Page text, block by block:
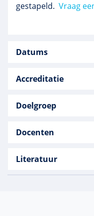
gestapeld. Vraag
Datums
Accreditatie
Doelgroep
Docenten
Literatuur